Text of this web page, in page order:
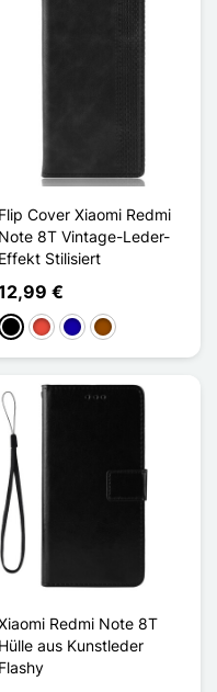
Flip Cover Xiaomi Redmi
Note 8T Vintage-Leder-
Effekt Stilisiert
€
Schwarz
Rot Dunkelblau
Braun
Redmi Note 8T
Hülle aus Kunstleder
Flashy